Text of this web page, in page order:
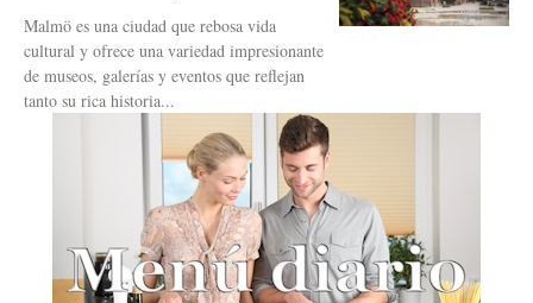
Malmö es una ciudad que rebosa vida
cultural y ofrece una variedad impresionante
de museos, galerías y eventos que reflejan
tanto su rica historia...